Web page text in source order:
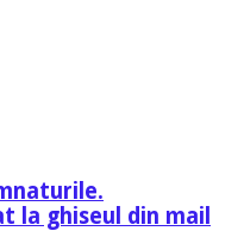
la ghiseul din mail